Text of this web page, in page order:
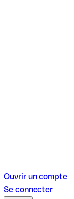
Ouvrir un compte
Se connecter